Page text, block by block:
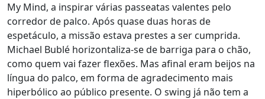
My Mind, a inspirar várias passeatas valentes pelo
corredor de palco. Após quase duas horas de
espetáculo, a missão estava prestes a ser cumprida.
Michael Bublé horizontaliza-se de barriga para o chão,
como quem vai fazer flexões. Mas afinal eram beijos na
língua do palco, em forma de agradecimento mais
hiperbólico ao público presente. O swing já não tem a